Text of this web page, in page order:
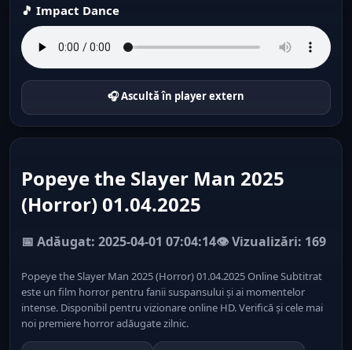
🎵 Impact Dance
🎧 Ascultă în player extern
Popeye the Slayer Man 2025
(Horror) 01.04.2025
📅 Adăugat: 2025-04-01 07:04:14👁️ Vizualizări: 169
Popeye the Slayer Man 2025 (Horror) 01.04.2025 Online Subtitrat
este un film horror pentru fanii suspansului și ai momentelor
intense. Disponibil pentru vizionare online HD. Verifică și cele mai
noi premiere horror adăugate zilnic.